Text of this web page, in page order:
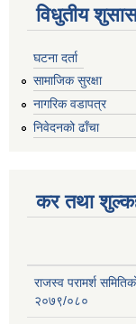
विधुतीय
घटना दर्ता
सामाजिक सुरक्षा
नागरिक वडापत्र
निवेदनको ढाँचा
कर तथा
राजस्व परामर्श
२०७९/०८०